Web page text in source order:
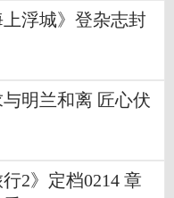
浮城》登杂志封
与明兰和离 匠心伏
2》定档0214 章